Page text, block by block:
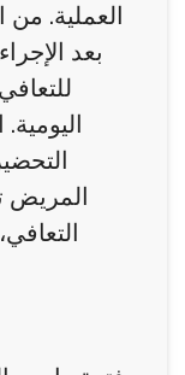
العملية. من
بعد
المريض